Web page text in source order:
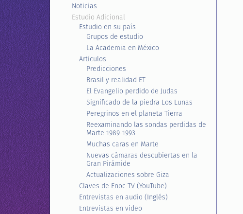
Noticias
Estudio Adicional
Estudio en su país
Grupos de estudio
La Academia en México
Artículos
Predicciones
Brasil y realidad ET
El Evangelio perdido de Judas
Significado de la piedra Los Lunas
Peregrinos en el planeta Tierra
Reexaminando las sondas perdidas de
Marte 1989-1993
Muchas caras en Marte
Nuevas cámaras descubiertas en la
Gran Pirámide
Actualizaciones sobre Giza
Claves de Enoc TV (YouTube)
Entrevistas en audio (Inglés)
Entrevistas en video